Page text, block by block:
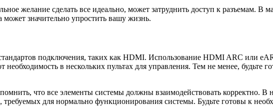
желание сделать все идеально, может затруднить доступ к разъемам.
может значительно упростить вашу жизнь.
подключения, таких как HDMI. Использование HDMI ARC или
необходимость в нескольких пультах для управления. Тем не менее,
что все элементы системы должны взаимодействовать корректно. В
для нормально функционирования системы. Будьте готовы к